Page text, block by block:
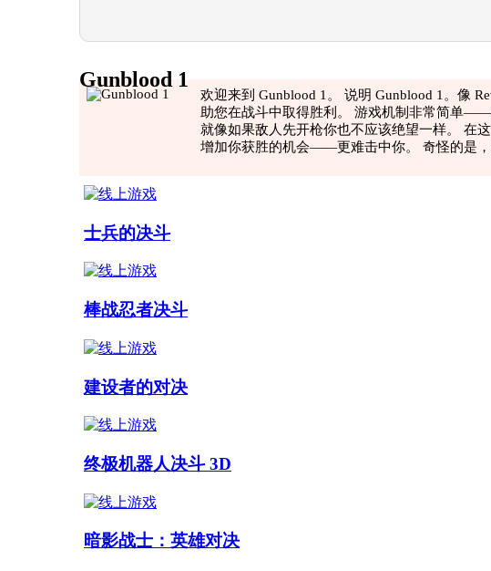
Gunblood 1
欢迎来到 Gunblood 1。 说明 Gunblood 1。像
助您在战斗中取得胜利。 游戏机制非常简单
就像如果敌人先开枪你也不应该绝望一样。 在
增加你获胜的机会——更难击中你。 奇怪的是，
士兵的决斗
棒战忍者决斗
建设者的对决
终极机器人决斗 3D
暗影战士：英雄对决